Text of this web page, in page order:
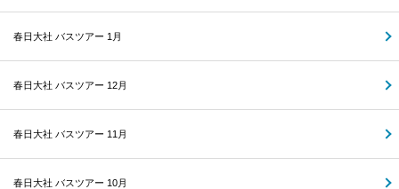
春日大社 バスツアー 1月
春日大社 バスツアー 12月
春日大社 バスツアー 11月
春日大社 バスツアー 10月